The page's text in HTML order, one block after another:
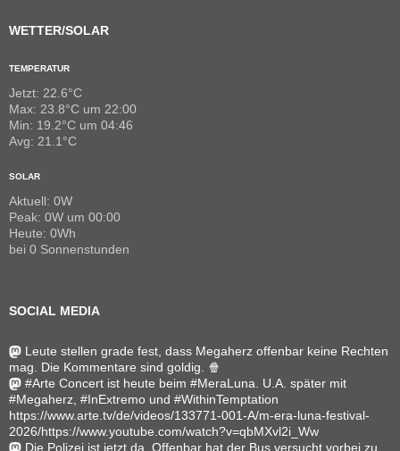
WETTER/SOLAR
TEMPERATUR
Jetzt: 22.6°C
Max: 23.8°C um 22:00
Min: 19.2°C um 04:46
Avg: 21.1°C
SOLAR
Aktuell: 0W
Peak: 0W um 00:00
Heute: 0Wh
bei 0 Sonnenstunden
SOCIAL MEDIA
Leute stellen grade fest, dass Megaherz offenbar keine Rechten
mag. Die Kommentare sind goldig. 🍿
#Arte Concert ist heute beim #MeraLuna. U.A. später mit
#Megaherz, #InExtremo und #WithinTemptation
https://www.arte.tv/de/videos/133771-001-A/m-era-luna-festival-
2026/https://www.youtube.com/watch?v=qbMXvl2i_Ww
Die Polizei ist jetzt da. Offenbar hat der Bus versucht vorbei zu